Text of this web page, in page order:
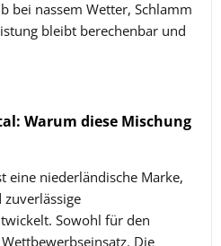
bei nassem Wetter, Schlamm
bleibt berechenbar und
Warum diese Mischung
eine niederländische Marke,
Sowohl für den
Die